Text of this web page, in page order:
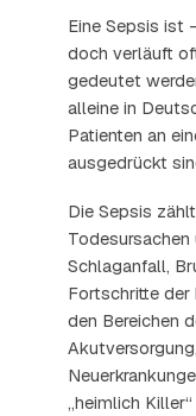
Eine Sepsis ist
doch verläuft
gedeutet
alleine in
Patienten an
ausgedrückt
Die Sepsis
Schlaganfall,
Fortschritte der
den Bereichen
„heimlich